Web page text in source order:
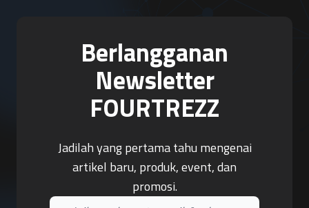
Berlangganan
Newsletter
FOURTREZZ
Jadilah yang pertama tahu mengenai
artikel baru, produk, event, dan
promosi.